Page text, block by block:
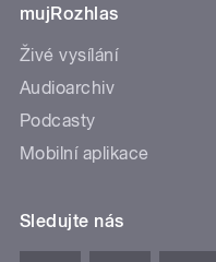
mujRozhlas
Živé vysílání
Audioarchiv
Podcasty
Mobilní aplikace
Sledujte nás